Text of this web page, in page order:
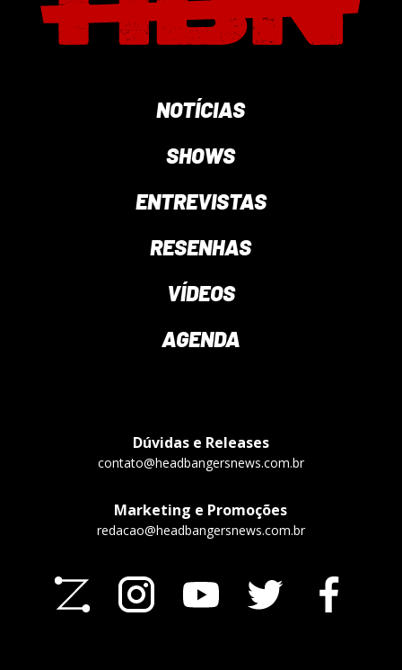
NOTÍCIAS
SHOWS
ENTREVISTAS
RESENHAS
VÍDEOS
AGENDA
Dúvidas e Releases
contato@headbangersnews.com.br
Marketing e Promoções
redacao@headbangersnews.com.br